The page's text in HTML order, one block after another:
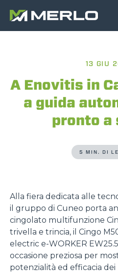
13 GIU
A Enovitis in
a guida
pronto a
5 MIN. DI
Alla fiera dedicata alle
il gruppo di Cuneo porta
cingolato multifunzione
trivella e trincia, il Cingo
electric e-WORKER
occasione preziosa per
potenzialità ed efficacia